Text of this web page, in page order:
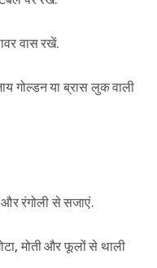
वास रखें.
गोल्डन या ब्रास लुक वाली
रंगोली से सजाएं.
मोती और फूलों से थाली